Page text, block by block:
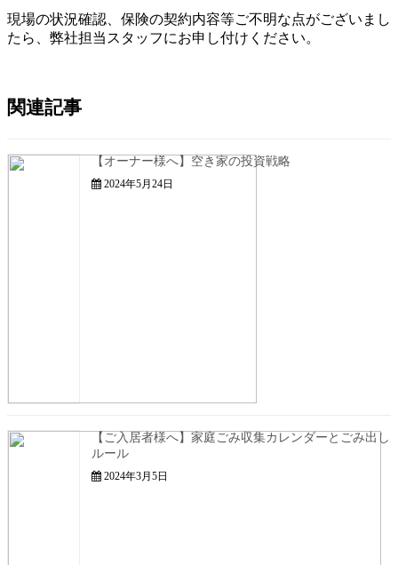
現場の状況確認、保険の契約内容等ご不明な点がございまし
たら、弊社担当スタッフにお申し付けください。
関連記事
【オーナー様へ】空き家の投資戦略
2024年5月24日
【ご入居者様へ】家庭ごみ収集カレンダーとごみ出し
ルール
2024年3月5日